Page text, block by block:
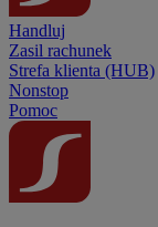
Handluj
Zasil rachunek
Strefa klienta (HUB)
Nonstop
Pomoc